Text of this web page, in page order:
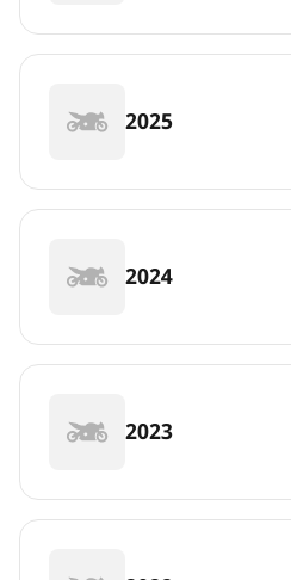
2025
2024
2023